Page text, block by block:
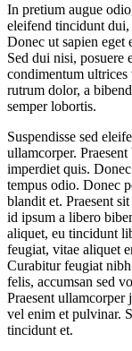
In pretium augue
eleifend tincidunt
Donec ut sapien eget
Sed dui nisi, posuere
condimentum
rutrum dolor, a
semper lobortis.
Suspendisse sed
ullamcorper.
imperdiet quis.
tempus odio. Donec
blandit et. Praesent
id ipsum a libero
aliquet, eu tincidunt
feugiat, vitae aliquet
Curabitur feugiat
felis, accumsan sed
Praesent ullamcorper
vel enim et pulvinar.
tincidunt et.